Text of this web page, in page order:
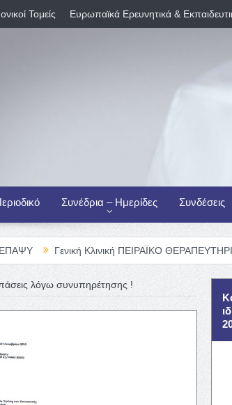
Τομείς Ευρωπαϊκά Ερευνητικά &
Συνέδρια – Ημερίδες Συνδέσεις
Κλινική ΠΕΙΡΑΪΚΟ ΘΕΡΑΠΕΥΤΗΡΙΟ Α. Ε. –
λόγω συνυπηρέτησης !